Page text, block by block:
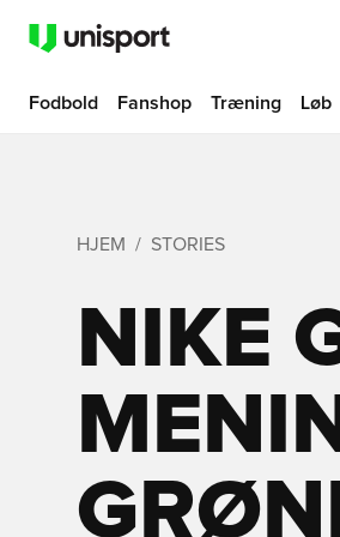
Fodbold Fanshop Træning Løb
HJEM STORIES
NIKE